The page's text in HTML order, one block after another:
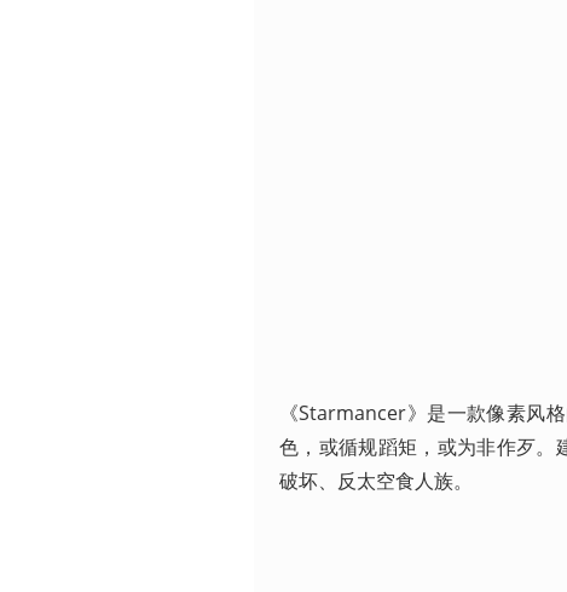
《Starmancer》是一款像素风
色，或循规蹈矩，或为非作歹。
破坏、反太空食人族。